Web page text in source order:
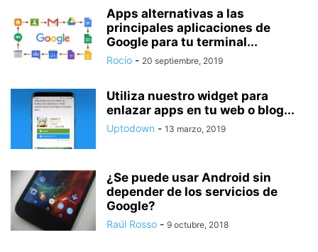
Apps alternativas a las
principales aplicaciones de
Google para tu terminal...
Rocío - 20 septiembre, 2019
Utiliza nuestro widget para
enlazar apps en tu web o blog...
Uptodown - 13 marzo, 2019
¿Se puede usar Android sin
depender de los servicios de
Google?
Raúl Rosso - 9 octubre, 2018